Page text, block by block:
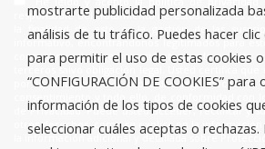
responsable del tratamiento de estos datos es
la finalidad de este es la gestión de las
informativo, encontrándonos legitimados para
consentimiento que nos está otorgando en este
terceros salvo obligación legal. Usted certifica que
por lo tanto posee la capacidad legal necesaria
de Privacidad. Puede usted acceder, rectificar y
otros derechos, como se explica en la información
la información adicional y detallada sobre
mostrarte publicidad personalizada
análisis de tu tráfico. Puedes hacer clic
para permitir el uso de estas cookies
“CONFIGURACIÓN DE COOKIES”
información de los tipos de cookies
seleccionar cuáles aceptas o rechazas.